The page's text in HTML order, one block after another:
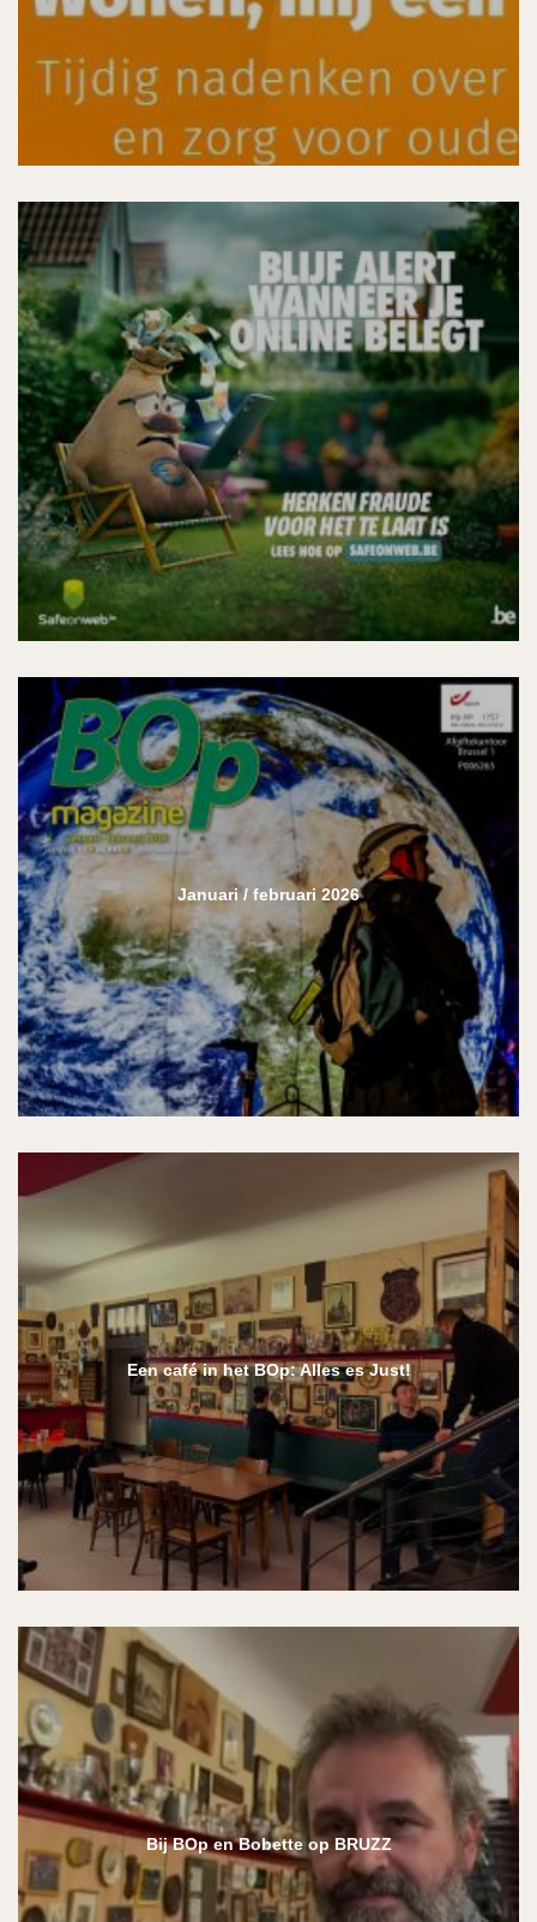
Januari / februari 2026
Een café in het BOp: Alles es Just!
Bij BOp en Bobette op BRUZZ